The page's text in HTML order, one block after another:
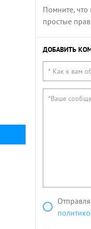
Помните,
простые
ДОБАВИТЬ